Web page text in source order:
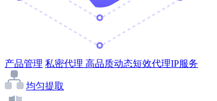
产品管理 私密代理 高品质动态短效代理IP服务
均匀提取